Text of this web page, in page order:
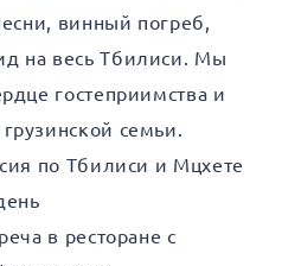
винный погреб,
на весь Тбилиси. Мы
гостеприимства и
семьи.
по Тбилиси и Мцхете
в ресторане с